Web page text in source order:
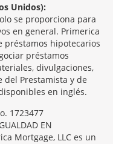
Unidos):
se proporciona para
en general. Primerica
préstamos hipotecarios
préstamos
divulgaciones,
del Prestamista y de
en inglés.
1723477
EN
Mortgage, LLC es un